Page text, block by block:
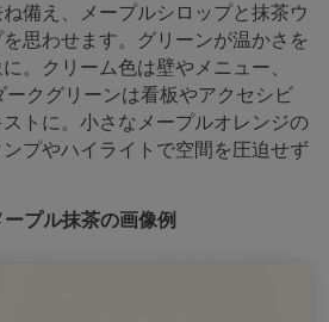
備え、メープルシロップと抹茶ウ
思わせます。グリーンが温かさを
。クリーム色は壁やメニュー、
ークグリーンは看板やアクセシビ
トに。小さなメープルオレンジの
プやハイライトで空間を圧迫せず
プル抹茶の画像例